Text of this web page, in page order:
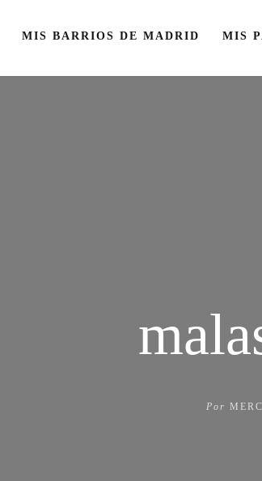
MIS BARRIOS DE MADRID MIS
Por